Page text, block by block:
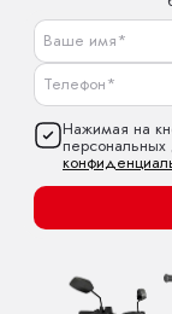
Нажимая на